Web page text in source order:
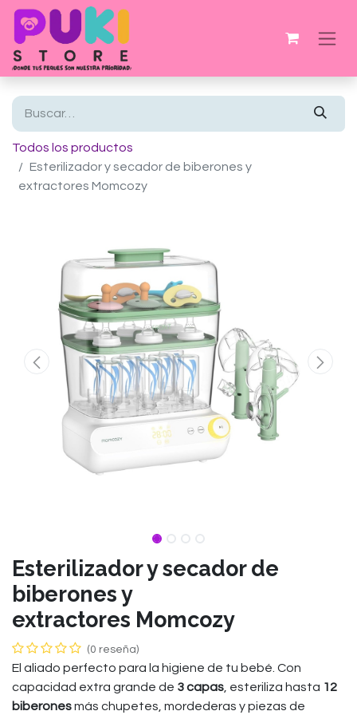
Todos los productos
Esterilizador y secador de biberones y
extractores Momcozy
Esterilizador y secador de
biberones y
extractores Momcozy
(0 reseña)
El aliado perfecto para la higiene de tu bebé. Con
capacidad extra grande de 3 capas , esteriliza hasta 12
biberonesmás chupetes, mordederas y piezas de